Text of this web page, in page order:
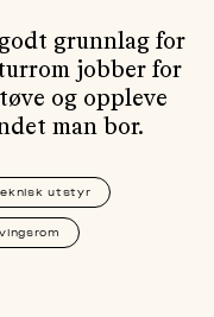
grunnlag for
jobber for
og oppleve
man bor.
utstyr